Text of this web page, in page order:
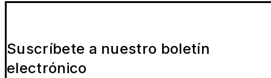
durante dichas caídas.
Para evitar posibles interacciones, mantén este producto
a una distancia segura de tu dispositivo médico (más de
cm de distancia o 30 cm de distancia si se carga de
Suscríbete a nuestro boletín
electrónico